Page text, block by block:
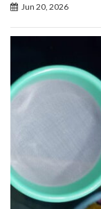
Jun 20, 2026